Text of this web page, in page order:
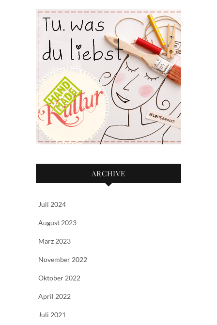
ARCHIVE
Juli 2024
August 2023
März 2023
November 2022
Oktober 2022
April 2022
Juli 2021